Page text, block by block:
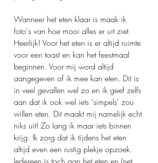
Wanneer het eten klaar is maak ik
foto's van hoe mooi alles er uit ziet.
Heerlijk! Voor het eten is er altijd ruimte
voor een toast en kan het feestmaal
beginnen. Voor mij word altijd
aangegeven of ik mee kan eten. Dit is
in veel gevallen wel zo en ik geef zelfs
aan dat ik ook wel iets 'simpels' zou
willen eten. Dit maakt mij namelijk echt
niks uit! Zo lang ik maar iets binnen
krijg. Ik zorg dat ik tijdens het eten
altijd even een rustig plekje opzoek.